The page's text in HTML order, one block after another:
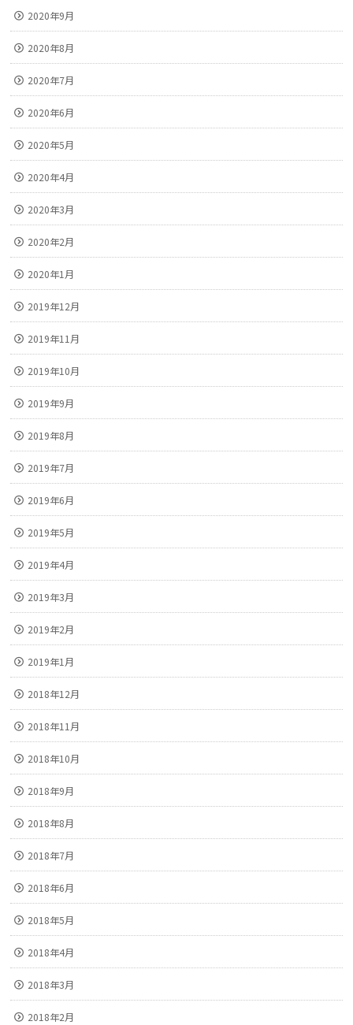
2020年9月
2020年8月
2020年7月
2020年6月
2020年5月
2020年4月
2020年3月
2020年2月
2020年1月
2019年12月
2019年11月
2019年10月
2019年9月
2019年8月
2019年7月
2019年6月
2019年5月
2019年4月
2019年3月
2019年2月
2019年1月
2018年12月
2018年11月
2018年10月
2018年9月
2018年8月
2018年7月
2018年6月
2018年5月
2018年4月
2018年3月
2018年2月